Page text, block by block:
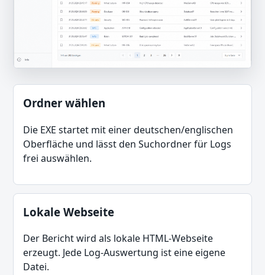
Ordner wählen
Die EXE startet mit einer deutschen/englischen
Oberfläche und lässt den Suchordner für Logs
frei auswählen.
Lokale Webseite
Der Bericht wird als lokale HTML-Webseite
erzeugt. Jede Log-Auswertung ist eine eigene
Datei.